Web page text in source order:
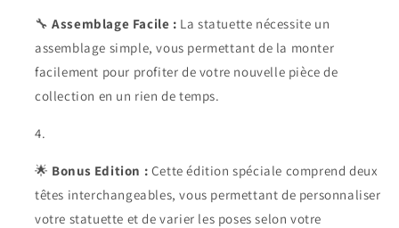
🔧Assemblage Facile : La statuette nécessite un
assemblage simple, vous permettant de la monter
facilement pour profiter de votre nouvelle pièce de
collection en un rien de temps.
🌟 Bonus Edition : Cette édition spéciale comprend deux
têtes interchangeables, vous permettant de personnaliser
votre statuette et de varier les poses selon votre